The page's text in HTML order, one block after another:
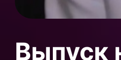
Выпуск